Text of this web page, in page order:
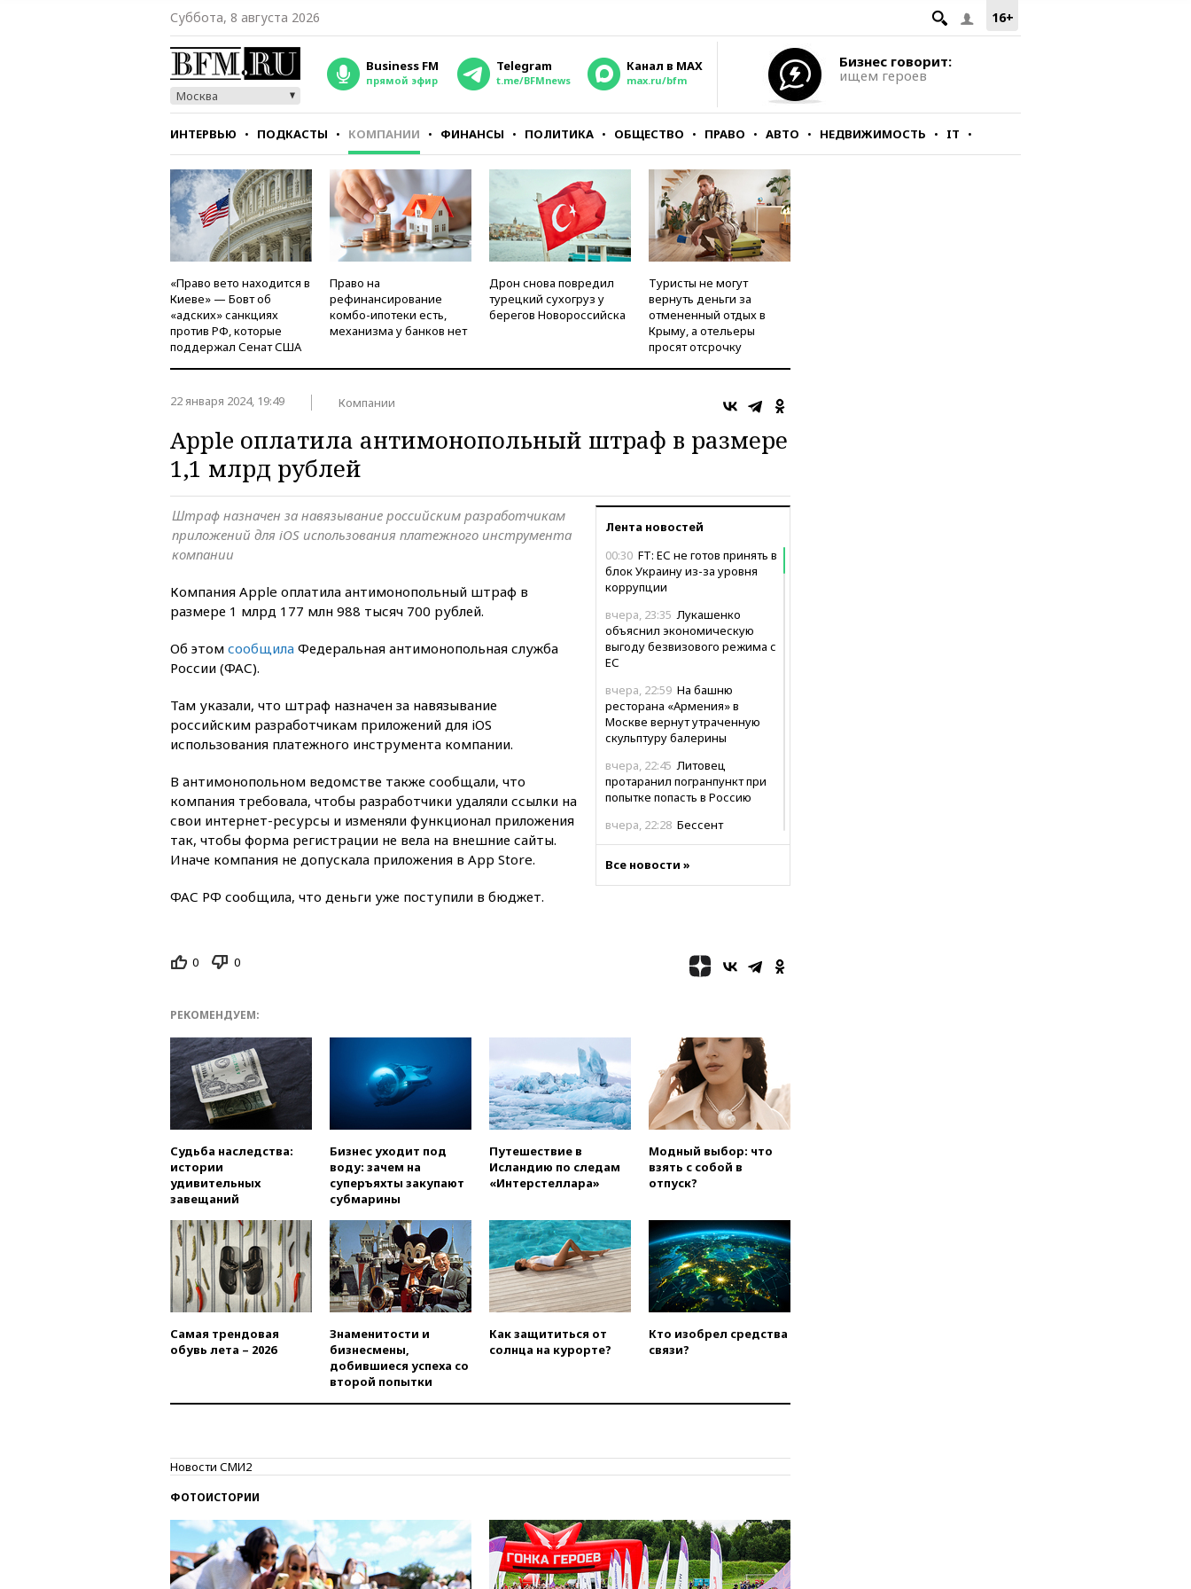
16+
Суббота, 8 августа 2026
Москва
Business FM
прямой эфир
Telegram
t.me/BFMnews
Канал в MAX
max.ru/bfm
Бизнес говорит:
ищем героев
ИНТЕРВЬЮ ПОДКАСТЫ КОМПАНИИ ФИНАНСЫ ПОЛИТИКА ОБЩЕСТВО ПРАВО АВТО НЕДВИЖИМОСТЬ IT
СТИЛЬ ТЕСТЫ
«Право вето находится в
Киеве» — Бовт об
«адских» санкциях
против РФ, которые
поддержал Сенат США
Право на
рефинансирование
комбо-ипотеки есть,
механизма у банков нет
Дрон снова повредил
турецкий сухогруз у
берегов Новороссийска
Туристы не могут
вернуть деньги за
отмененный отдых в
Крыму, а отельеры
просят отсрочку
22 января 2024, 19:49 Компании
Apple оплатила антимонопольный штраф в размере
1,1 млрд рублей
Лента новостей
00:30 FT: ЕС не готов принять в
блок Украину из-за уровня
коррупции
вчера, 23:35 Лукашенко
объяснил экономическую
выгоду безвизового режима с
ЕС
вчера, 22:59 На башню
ресторана «Армения» в
Москве вернут утраченную
скульптуру балерины
вчера, 22:45 Литовец
протаранил погранпункт при
попытке попасть в Россию
вчера, 22:28 Бессент
огня США и Ирана
Путин поручил
выделить средства на новые
вчера, 21:56
The Atlantic: Маск
отказал Украине в
использовании Starlink для
атак вглубь РФ
вчера, 21:35
После пожара на
складе в Брянске возбудили
вчера, 21:26Лидеры сборной
РФ по гимнастике получили
Хорватии
вчера, 21:15Пентагон
опубликовал 16 новых видео с
НЛО
вчера, 21:00На границе
свыше 6,5 тысячи грузовиков
беспилотников над Россией
вчера, 20:30Лидию Невзорову
заочно арестовали по делу о
финансировании
Все новости »
Штраф назначен за навязывание российским разработчикам
приложений для iOS использования платежного инструмента
компании
Компания Apple оплатила антимонопольный штраф в
размере 1 млрд 177 млн 988 тысяч 700 рублей.
Об этом сообщила Федеральная антимонопольная служба
России (ФАС).
Там указали, что штраф назначен за навязывание
российским разработчикам приложений для iOS
использования платежного инструмента компании.
В антимонопольном ведомстве также сообщали, что
компания требовала, чтобы разработчики удаляли ссылки на
свои интернет-ресурсы и изменяли функционал приложения
так, чтобы форма регистрации не вела на внешние сайты.
Иначе компания не допускала приложения в App Store.
ФАС РФ сообщила, что деньги уже поступили в бюджет.
0 0
РЕКОМЕНДУЕМ:
Судьба наследства:
истории
удивительных
завещаний
Бизнес уходит под
воду: зачем на
суперъяхты закупают
субмарины
Путешествие в
Исландию по следам
«Интерстеллара»
Модный выбор: что
взять с собой в
отпуск?
Самая трендовая
обувь лета – 2026
Знаменитости и
бизнесмены,
добившиеся успеха со
второй попытки
Как защититься от
солнца на курорте?
Кто изобрел средства
связи?
Новости СМИ2
ФОТОИСТОРИИ